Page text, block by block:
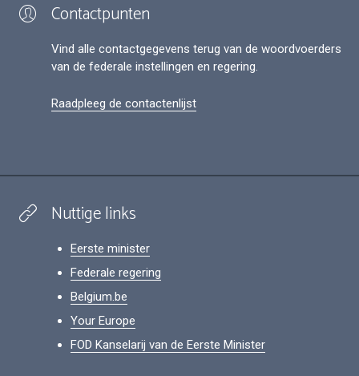
Contactpunten
Vind alle contactgegevens terug van de woordvoerders
van de federale instellingen en regering.
Raadpleeg de contactenlijst
Nuttige links
Eerste minister
Federale regering
Belgium.be
Your Europe
FOD Kanselarij van de Eerste Minister